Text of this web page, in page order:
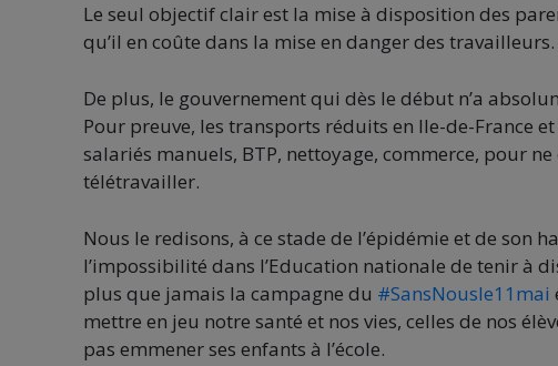
Le seul objectif clair est la mise à disposition des
qu’il en coûte dans la mise en danger des travailleurs.
De plus, le gouvernement qui dès le début n’a
Pour preuve, les transports réduits en Ile-de-France
salariés manuels, BTP, nettoyage, commerce, pour
télétravailler.
Nous le redisons, à ce stade de l’épidémie et de son
l’impossibilité dans l’Education nationale de tenir à
plus que jamais la campagne du #SansNousle11mai
mettre en jeu notre santé et nos vies, celles de nos
pas emmener ses enfants à l’école.